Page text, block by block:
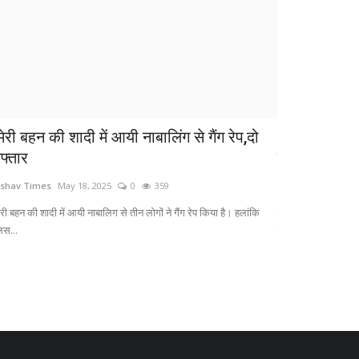
बहन की शादी में आयी नाबालिंग से गैंग रेप,दो
Times May 18, 2025 0 359
बहन की शादी में आयी नाबालिग से तीन लोगों ने गैंग रेप किया है। हलांकि